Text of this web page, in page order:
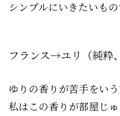
シンプルにいきたいもの
フランス→ユリ（純粋
ゆりの香りが苦手をい
私はこの香りが部屋じ